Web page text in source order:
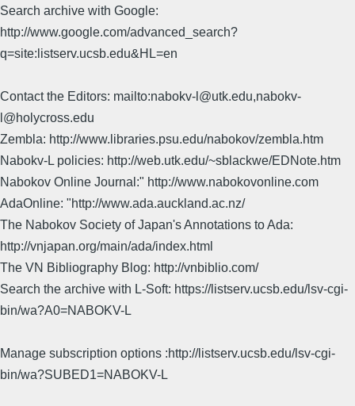
Search archive with Google:
http://www.google.com/advanced_search?
q=site:listserv.ucsb.edu&HL=en
Contact the Editors: mailto:nabokv-l@utk.edu,nabokv-
l@holycross.edu
Zembla: http://www.libraries.psu.edu/nabokov/zembla.htm
Nabokv-L policies: http://web.utk.edu/~sblackwe/EDNote.htm
Nabokov Online Journal:" http://www.nabokovonline.com
AdaOnline: "http://www.ada.auckland.ac.nz/
The Nabokov Society of Japan's Annotations to Ada:
http://vnjapan.org/main/ada/index.html
The VN Bibliography Blog: http://vnbiblio.com/
Search the archive with L-Soft: https://listserv.ucsb.edu/lsv-cgi-
bin/wa?A0=NABOKV-L
Manage subscription options :http://listserv.ucsb.edu/lsv-cgi-
bin/wa?SUBED1=NABOKV-L